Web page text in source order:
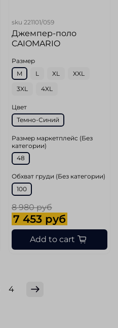
sku 221101/059
Джемпер-поло
CAIOMARIO
Размер
M
L XL XXL
3XL 4XL
Цвет
Темно-Синий
Размер маркетплейс (Без
категории)
48
Обхват груди (Без категории)
100
8 980 руб
7 453 руб
Add to cart
4